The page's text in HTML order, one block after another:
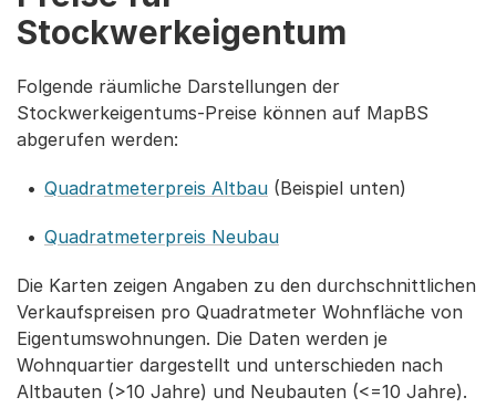
Stockwerkeigentum
Folgende räumliche Darstellungen der
Stockwerkeigentums-Preise können auf MapBS
abgerufen werden:
Quadratmeterpreis Altbau (Beispiel unten)
Quadratmeterpreis Neubau
Die Karten zeigen Angaben zu den durchschnittlichen
Verkaufspreisen pro Quadratmeter Wohnfläche von
Eigentumswohnungen. Die Daten werden je
Wohnquartier dargestellt und unterschieden nach
Altbauten (>10 Jahre) und Neubauten (<=10 Jahre).